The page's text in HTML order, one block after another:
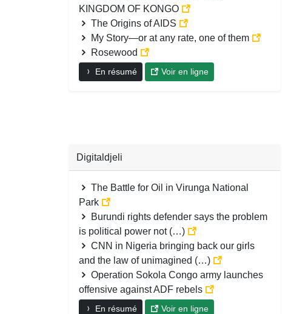
KINGDOM OF KONGO
The Origins of AIDS
My Story—or at any rate, one of them
Rosewood
En résumé Voir en ligne
Digitaldjeli
The Battle for Oil in Virunga National
Park
Burundi rights defender says the problem
is political power not (…)
CNN in Nigeria bringing back our girls
and the law of unimagined (…)
Operation Sokola Congo army launches
offensive against ADF rebels
En résumé Voir en ligne